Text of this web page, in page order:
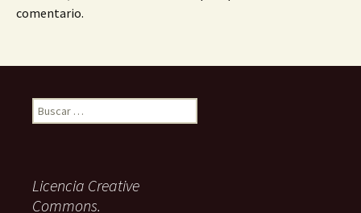
comentario.
Buscar:
Licencia Creative
Commons.